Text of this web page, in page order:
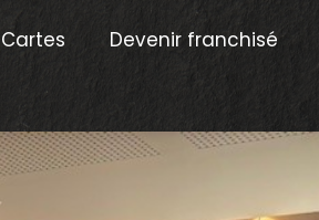
Devenir franchisé